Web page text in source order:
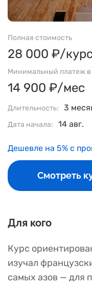
Полная стоимость
28 000 ₽/курс
Минимальный платеж
14 900 ₽/мес
Длительность: 3
Дата начала: 14 авг.
Дешевле на 5% с
Смотреть
Для кого
Курс
изучал
самых азов — для